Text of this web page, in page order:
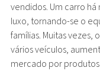
vendidos. Um carro
luxo, tornando-se o
famílias. Muitas vezes,
vários veículos,
mercado por